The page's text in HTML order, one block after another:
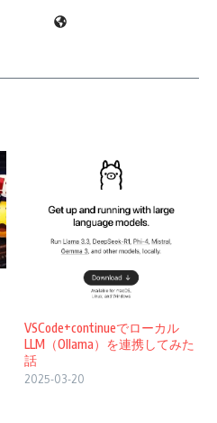
VSCode+continueでローカル
LLM（Ollama）を連携してみた
話
2025-03-20